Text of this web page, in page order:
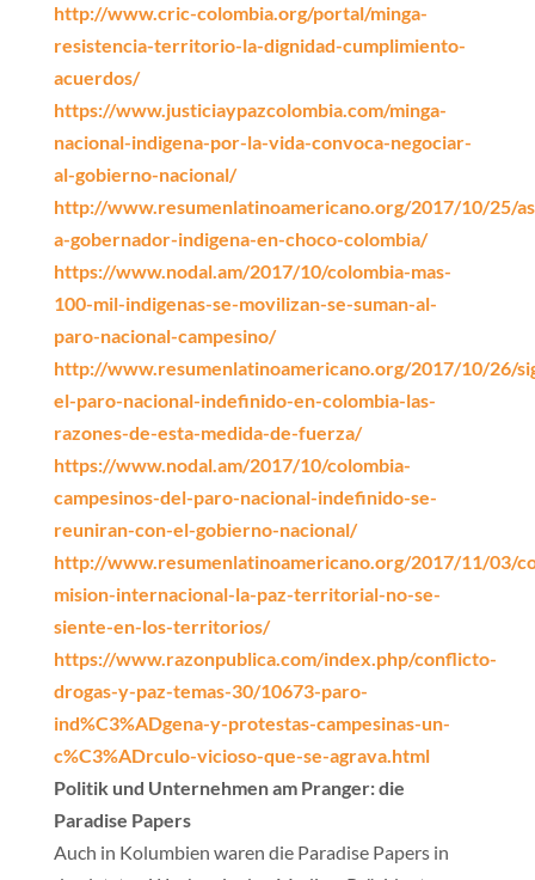
http://www.cric-colombia.org/portal/minga-
resistencia-territorio-la-dignidad-cumplimiento-
acuerdos/
https://www.justiciaypazcolombia.com/minga-
nacional-indigena-por-la-vida-convoca-negociar-
al-gobierno-nacional/
http://www.resumenlatinoamericano.org/2017/10/25/
a-gobernador-indigena-en-choco-colombia/
https://www.nodal.am/2017/10/colombia-mas-
100-mil-indigenas-se-movilizan-se-suman-al-
paro-nacional-campesino/
http://www.resumenlatinoamericano.org/2017/10/26/
el-paro-nacional-indefinido-en-colombia-las-
razones-de-esta-medida-de-fuerza/
https://www.nodal.am/2017/10/colombia-
campesinos-del-paro-nacional-indefinido-se-
reuniran-con-el-gobierno-nacional/
http://www.resumenlatinoamericano.org/2017/11/03/
mision-internacional-la-paz-territorial-no-se-
siente-en-los-territorios/
https://www.razonpublica.com/index.php/conflicto-
drogas-y-paz-temas-30/10673-paro-
ind%C3%ADgena-y-protestas-campesinas-un-
c%C3%ADrculo-vicioso-que-se-agrava.html
Politik und Unternehmen am Pranger: die
Paradise Papers
Auch in Kolumbien waren die Paradise Papers in